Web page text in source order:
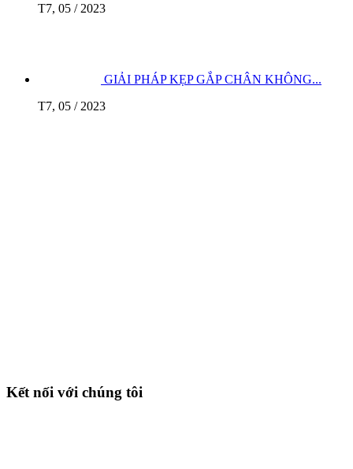
T7, 05 / 2023
GIẢI PHÁP KẸP GẮP CHÂN KHÔNG...
T7, 05 / 2023
Kết nối với chúng tôi